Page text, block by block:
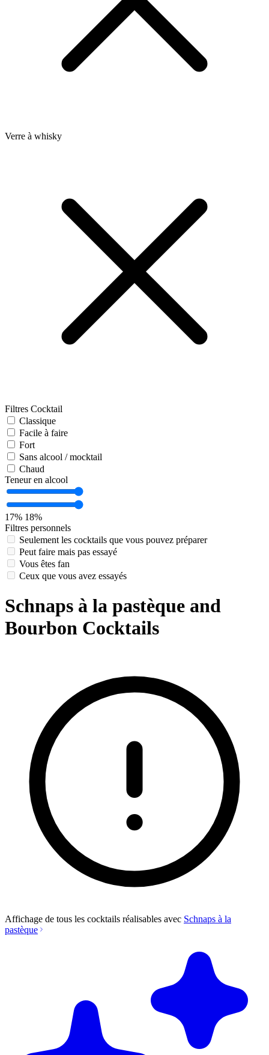
Verre à whisky
Filtres Cocktail
Classique
Facile à faire
Fort
Sans alcool / mocktail
Chaud
Teneur en alcool
17% 18%
Filtres personnels
Seulement les cocktails que vous pouvez préparer
Peut faire mais pas essayé
Vous êtes fan
Ceux que vous avez essayés
Schnaps à la pastèque and
Bourbon Cocktails
Affichage de tous les cocktails réalisables avec Schnaps à la
pastèque